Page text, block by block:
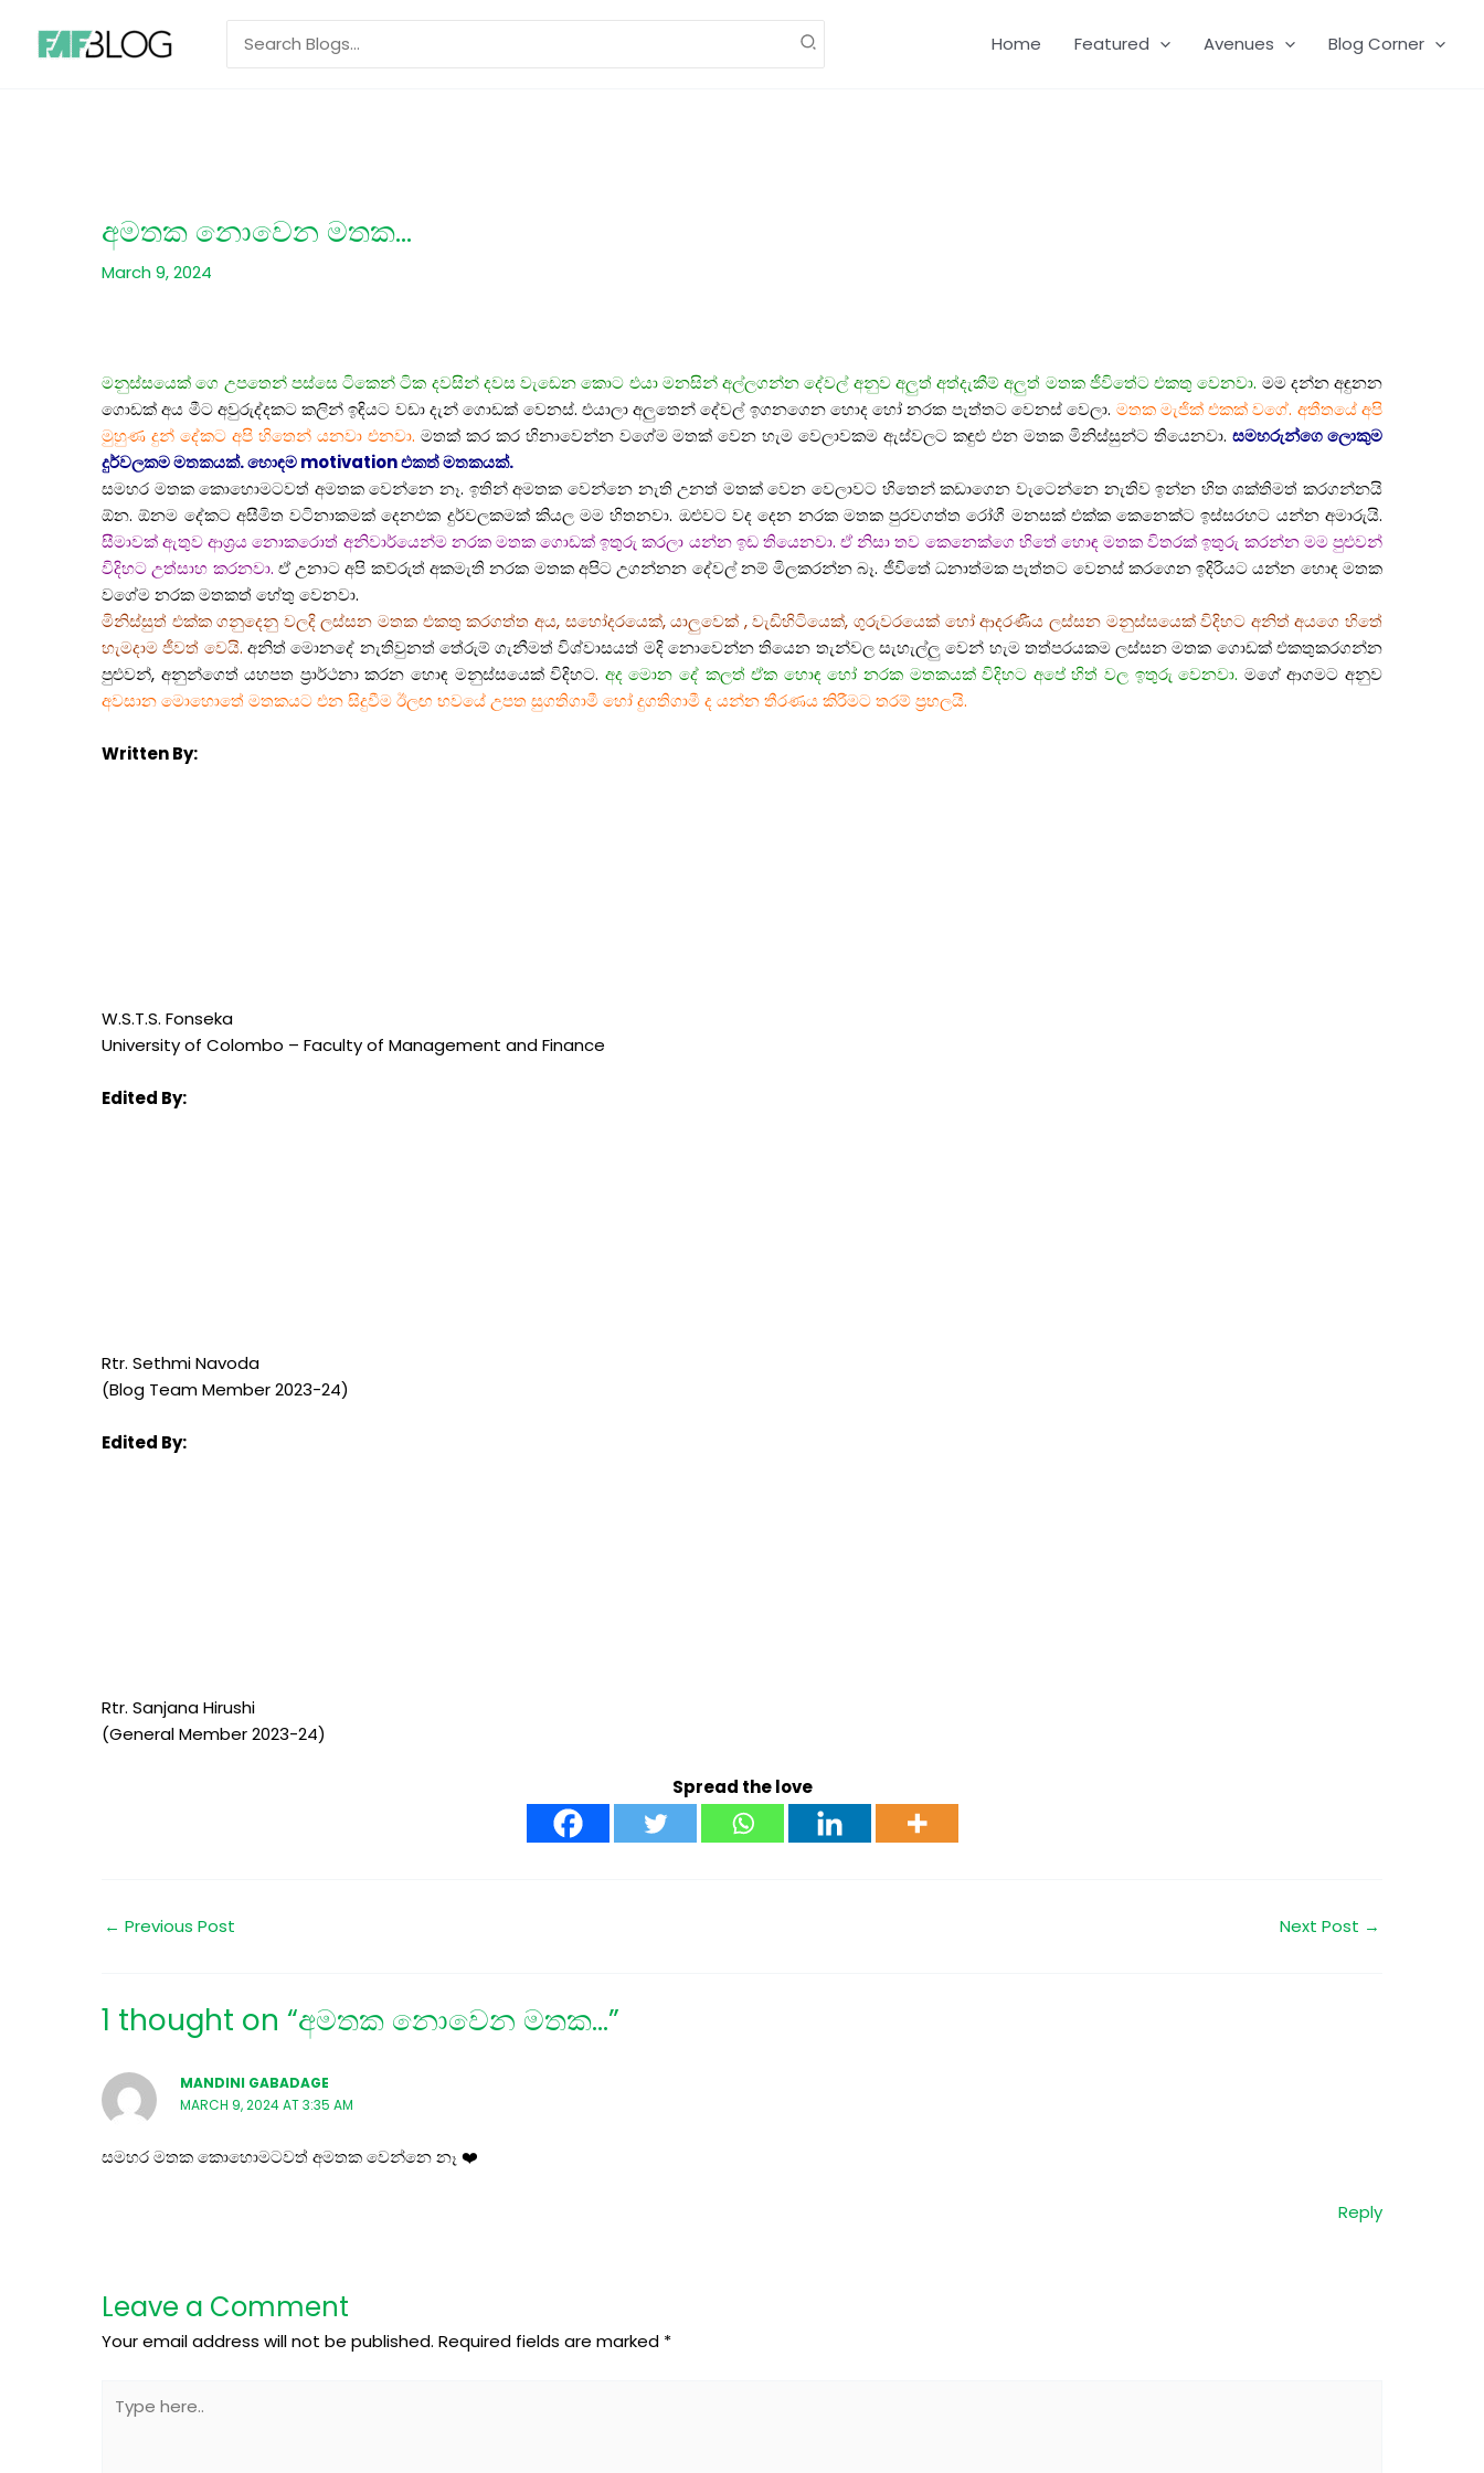
content
Home Featured Avenues Blog Corner
අමතක නොවෙන මතක…
March 9, 2024
මනුස්සයෙක් ගෙ උපතෙන් පස්සෙ ටිකෙන් ටික දවසින් දවස වැඩෙන කොට එයා මනසින් අල්ලගන්න දේවල් අනුව අලුත් අත්දැකීම් අලුත් මතක ජීවිතේට එකතු වෙනවා. මම දන්න අඳුනන
ගොඩක් අය මීට අවුරුද්දකට කලින් ඉඳියට වඩා දැන් ගොඩක් වෙනස්. එයාලා අලුතෙන් දේවල් ඉගනගෙන හොද හෝ නරක පැත්තට වෙනස් වෙලා. මතක මැජික් එකක් වගේ. අතීතයේ අපි
මුහුණ දුන් දේකට අපි හිතෙන් යනවා එනවා. මතක් කර කර හිනාවෙන්න වගේම මතක් වෙන හැම වෙලාවකම ඇස්වලට කඳුළු එන මතක මිනිස්සුන්ට තියෙනවා.සමහරුන්ගෙ ලොකුම
දුර්වලකම මතකයක්. හොඳම motivation එකත් මතකයක්.
සමහර මතක කොහොමටවත් අමතක වෙන්නෙ නෑ. ඉතින් අමතක වෙන්නෙ නැති උනත් මතක් වෙන වෙලාවට හිතෙන් කඩාගෙන වැටෙන්නෙ නැතිව ඉන්න හිත ශක්තිමත් කරගන්නයි
ඕන. ඕනම දේකට අසීමිත වටිනාකමක් දෙනඑක දුර්වලකමක් කියල මම හිතනවා. ඔළුවට වද දෙන නරක මතක පුරවගත්ත රෝගී මනසක් එක්ක කෙනෙක්ට ඉස්සරහට යන්න අමාරුයි.
සීමාවක් ඇතුව ආශ්‍රය නොකරොත් අනිවාර්යෙන්ම නරක මතක ගොඩක් ඉතුරු කරලා යන්න ඉඩ තියෙනවා. ඒ නිසා තව කෙනෙක්ගෙ හිතේ හොඳ මතක විතරක් ඉතුරු කරන්න මම පුළුවන්
විදිහට උත්සාහ කරනවා. ඒ උනාට අපි කව්රුත් අකමැති නරක මතක අපිට උගන්නන දේවල් නම් මිලකරන්න බෑ. ජීවිතේ ධනාත්මක පැත්තට වෙනස් කරගෙන ඉදිරියට යන්න හොඳ මතක
වගේම නරක මතකත් හේතු වෙනවා.
මිනිස්සුත් එක්ක ගනුදෙනු වලදි ලස්සන මතක එකතු කරගත්ත අය, සහෝදරයෙක්, යාලුවෙක් , වැඩිහිටියෙක්, ගුරුවරයෙක් හෝ ආදරණීය ලස්සන මනුස්සයෙක් විදිහට අනිත් අයගෙ හිතේ
හැමදාම ජීවත් වෙයි. අනිත් මොනදේ නැතිවුනත් තේරුම් ගැනීමත් විශ්වාසයත් මදි නොවෙන්න තියෙන තැන්වල සැහැල්ලු වෙන් හැම තත්පරයකම ලස්සන මතක ගොඩක් එකතුකරගන්න
පුළුවන්, අනුන්ගෙත් යහපත ප්‍රාර්ථනා කරන හොඳ මනුස්සයෙක් විදිහට. අද මොන දේ කලත් ඒක හොඳ හෝ නරක මතකයක් විදිහට අපේ හිත් වල ඉතුරු වෙනවා. මගේ ආගමට අනුව
අවසාන මොහොතේ මතකයට එන සිදුවීම ඊලඟ භවයේ උපත සුගතිගාමී හෝ දුගතිගාමී ද යන්න තීරණය කිරීමට තරම් ප්‍රභලයි.
Written By:
W.S.T.S. Fonseka
University of Colombo – Faculty of Management and Finance
Edited By:
Rtr. Sethmi Navoda
(Blog Team Member 2023-24)
Edited By:
Rtr. Sanjana Hirushi
(General Member 2023-24)
Spread the love
← Previous Post Next Post →
1 thought on “අමතක නොවෙන මතක…”
MANDINI GABADAGE
MARCH 9, 2024 AT 3:35 AM
සමහර මතක කොහොමටවත් අමතක වෙන්නෙ නෑ ❤️
Reply
Leave a Comment
Your email address will not be published. Required fields are marked *
here..